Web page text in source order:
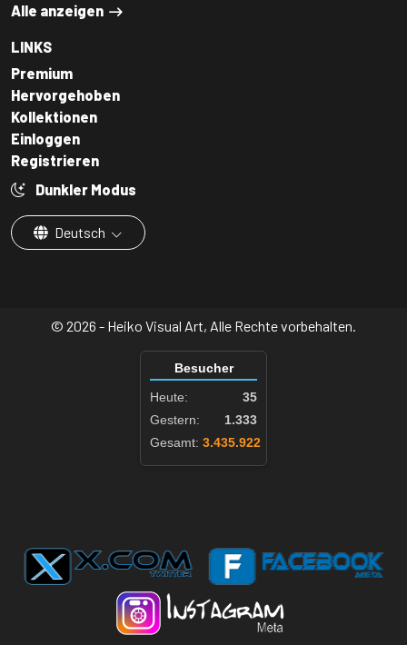
Alle anzeigen
LINKS
Premium
Hervorgehoben
Kollektionen
Einloggen
Registrieren
Dunkler Modus
Deutsch
© 2026 - Heiko Visual Art, Alle Rechte vorbehalten.
Besucher
Heute:
35
Gestern:
1.333
Gesamt: 3.435.922